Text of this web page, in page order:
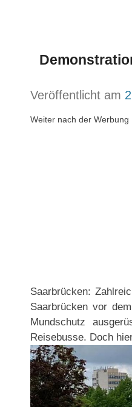
Veröffentlicht am
Weiter nach der Werbung
Saarbrücken:
Saarbrücken vor
Mundschutz
Reisebusse. Doch